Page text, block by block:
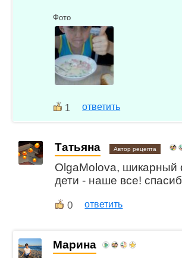
Фото
1 ответить
Татьяна Автор рецепта
OlgaMolova, шикарный
дети - наше все!
0 ответить
Марина